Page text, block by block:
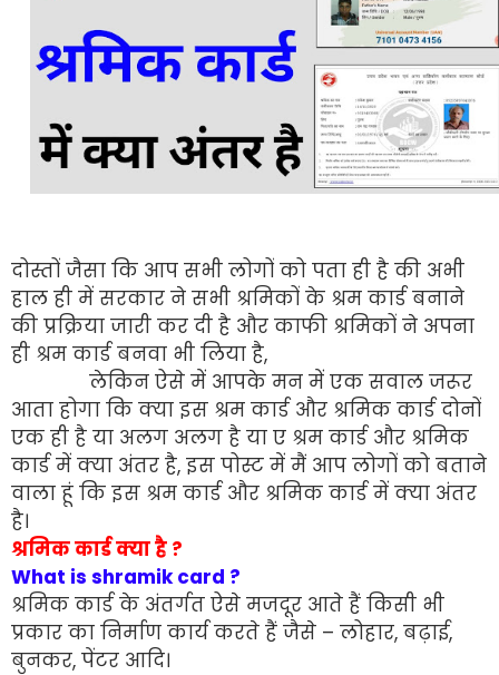
दोस्तों जैसा कि आप सभी लोगों को पता ही है की अभी
हाल ही में सरकार ने सभी श्रमिकों के श्रम कार्ड बनाने
की प्रक्रिया जारी कर दी है और काफी श्रमिकों ने अपना
ही श्रम कार्ड बनवा भी लिया है,
लेकिन ऐसे में आपके मन में एक सवाल जरूर
आता होगा कि क्या इस श्रम कार्ड और श्रमिक कार्ड दोनों
एक ही है या अलग अलग है या ए श्रम कार्ड और श्रमिक
कार्ड में क्या अंतर है, इस पोस्ट में मैं आप लोगों को बताने
वाला हूं कि इस श्रम कार्ड और श्रमिक कार्ड में क्या अंतर
है।
श्रमिक कार्ड क्या है ?
What is shramik card ?
श्रमिक कार्ड के अंतर्गत ऐसे मजदूर आते हैं किसी भी
प्रकार का निर्माण कार्य करते हैं जैसे – लोहार, बढ़ाई,
बुनकर, पेंटर आदि।